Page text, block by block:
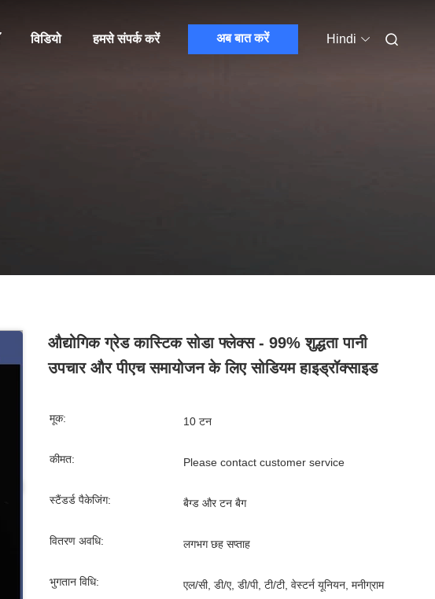
विडियो हमसे संपर्क करें अब बात करें Hindi
औद्योगिक ग्रेड कास्टिक सोडा फ्लेक्स - 99% शुद्धता पानी
उपचार और पीएच समायोजन के लिए सोडियम हाइड्रॉक्साइड
मूक: 10 टन
कीमत: Please contact customer service
स्टैंडर्ड पैकेजिंग: बैग्ड और टन बैग
वितरण अवधि: लगभग छह सप्ताह
भुगतान विधि: एल/सी, डी/ए, डी/पी, टी/टी, वेस्टर्न यूनियन, मनीग्राम